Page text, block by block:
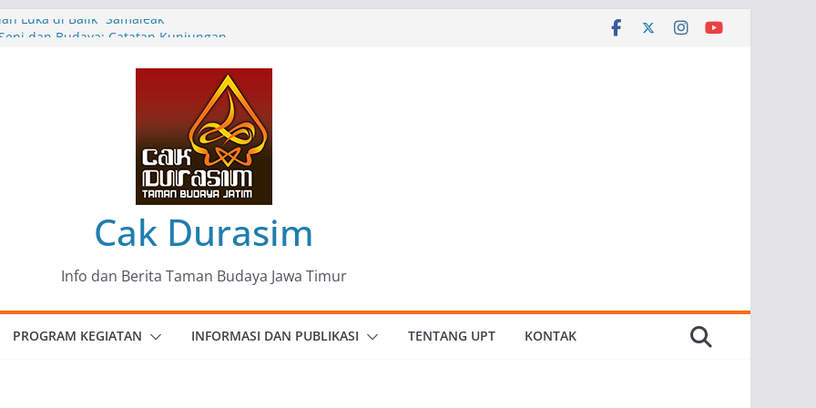
Luka di Balik “Samaleak”
Ungkapan Kritis Tentang Derita
Patria Seni Rupa Kota Blitar :
Menjadi Mantra Perlawanan
Cak Durasim
Info dan Berita Taman Budaya Jawa Timur
PROGRAM KEGIATAN INFORMASI DAN PUBLIKASI TENTANG UPT KONTAK